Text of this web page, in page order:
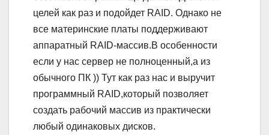
целей как раз и подойдет RAID. Однако не
все материнские платы поддерживают
аппаратный RAID-массив.В особенности
если у нас сервер не полноценный,а из
обычного ПК )) Тут как раз нас и выручит
программный RAID,который позволяет
создать рабочий массив из практически
любый одинаковых дисков.